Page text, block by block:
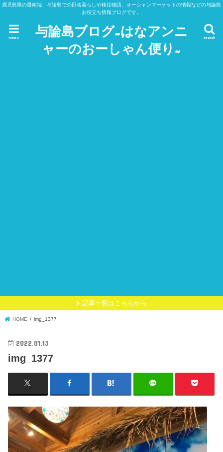
鹿児島県の最南端、与論島での田舎暮らしや移住物語、オーシャンマーケットの情報などの与論島
お役立ち情報ブログです。
与論島ブログ~はなアンニ
ャーのおーしゃん便り~
search
menu
記事一覧はこちらから
HOME img_1377
2022.01.13
img_1377